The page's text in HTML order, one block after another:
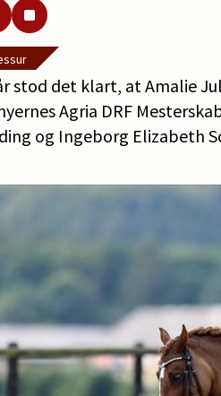
stod det klart, at Amalie
Agria DRF
og Ingeborg Elizabeth